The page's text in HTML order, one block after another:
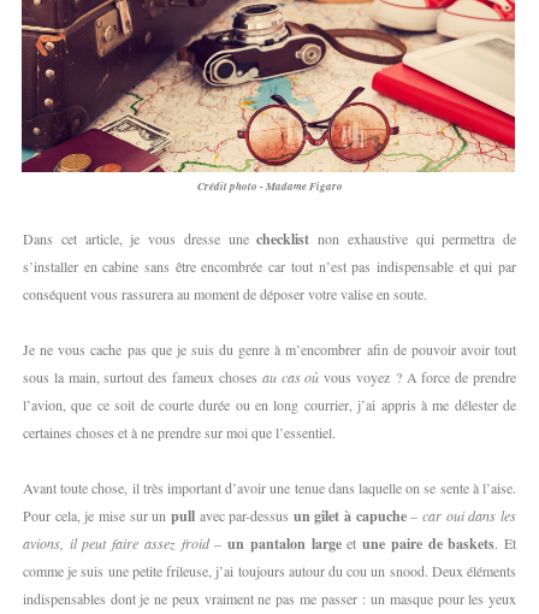
Crédit photo - Madame Figaro
Dans cet article, je vous dresse unechecklist non exhaustive qui permettra de
s’installer en cabine sans être encombrée car tout n’est pas indispensable et qui par
conséquent vous rassurera au moment de déposer votre valise en soute.
Je ne vous cache pas que je suis du genre à m’encombrer afin de pouvoir avoir tout
sous la main, surtout des fameux choses au cas où vous voyez ? A force de prendre
l’avion, que ce soit de courte durée ou en long courrier, j’ai appris à me délester de
certaines choses et à ne prendre sur moi que l’essentiel.
Avant toute chose, il très important d’avoir une tenue dans laquelle on se sente à l’aise.
Pour cela, je mise sur un pull avec par-dessus un gilet à capuche–car oui dans les
avions, il peut faire assez froid–un pantalon largeetune paire de baskets. Et
comme je suis une petite frileuse, j’ai toujours autour du cou un snood. Deux éléments
indispensables dont je ne peux vraiment ne pas me passer : un masque pour les yeux